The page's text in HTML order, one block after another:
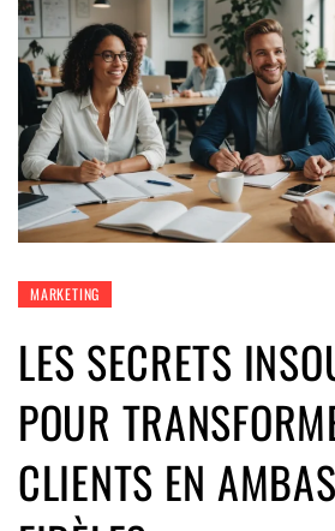
MARKETING
LES SECRETS
POUR
CLIENTS EN